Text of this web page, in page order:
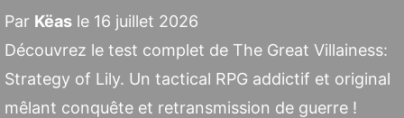
Par Këas le 16 juillet 2026
Découvrez le test complet de The Great Villainess:
Strategy of Lily. Un tactical RPG addictif et original
mêlant conquête et retransmission de guerre !